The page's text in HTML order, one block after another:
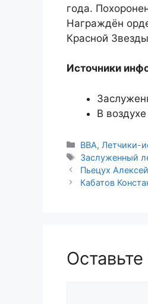
года.
Награждён
Красной
Источники
В
Рубрики
ВВА,Летчики-
Метки
Заслуженный
Пьецух
Кабатов